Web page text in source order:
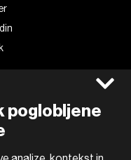
poglobljene
and service marks of
displayed with permission
SA Property